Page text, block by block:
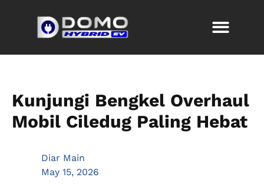
Kunjungi Bengkel Overhaul
Mobil Ciledug Paling Hebat
Diar Main
May 15, 2026